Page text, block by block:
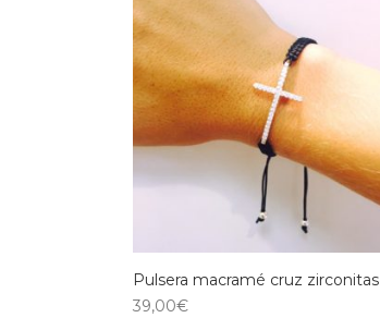
Pulsera macramé cruz zirconitas
39,00€